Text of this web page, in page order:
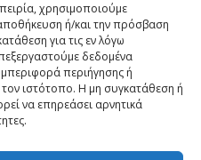
χρησιμοποιούμε
ή/και την πρόσβαση
για τις εν λόγω
δεδομένα
περιήγησης ή
ιστότοπο. Η μη συγκατάθεση ή
να επηρεάσει αρνητικά